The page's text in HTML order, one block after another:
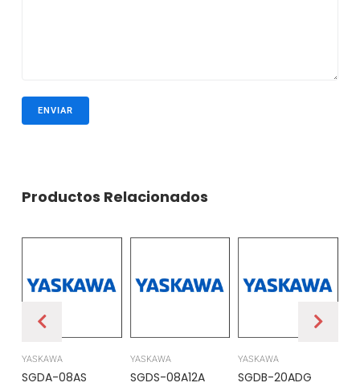
Productos Relacionados
YASKAWA
SGDA-08AS
YASKAWA
SGDS-08A12A
YASKAWA
SGDB-20ADG